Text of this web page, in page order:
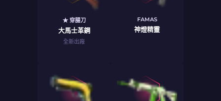
★ 穿腸刀
大馬士革鋼
全新出廠
FAMAS
神燈精靈